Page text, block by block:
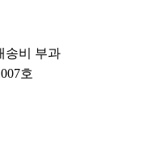
송비 부과
호